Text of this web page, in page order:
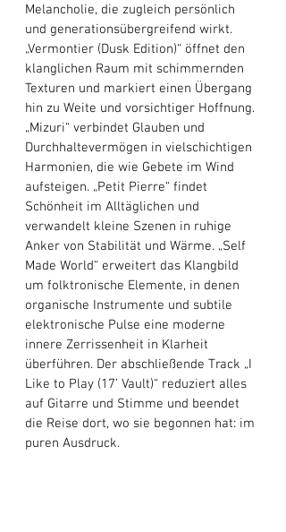
Melancholie, die zugleich persönlich
und generationsübergreifend wirkt.
„Vermontier (Dusk Edition)“ öffnet den
klanglichen Raum mit schimmernden
Texturen und markiert einen Übergang
hin zu Weite und vorsichtiger Hoffnung.
„Mizuri“ verbindet Glauben und
Durchhaltevermögen in vielschichtigen
Harmonien, die wie Gebete im Wind
aufsteigen. „Petit Pierre“ findet
Schönheit im Alltäglichen und
verwandelt kleine Szenen in ruhige
Anker von Stabilität und Wärme. „Self
Made World“ erweitert das Klangbild
um folktronische Elemente, in denen
organische Instrumente und subtile
elektronische Pulse eine moderne
innere Zerrissenheit in Klarheit
überführen. Der abschließende Track „I
Like to Play (17’ Vault)“ reduziert alles
auf Gitarre und Stimme und beendet
die Reise dort, wo sie begonnen hat: im
puren Ausdruck.